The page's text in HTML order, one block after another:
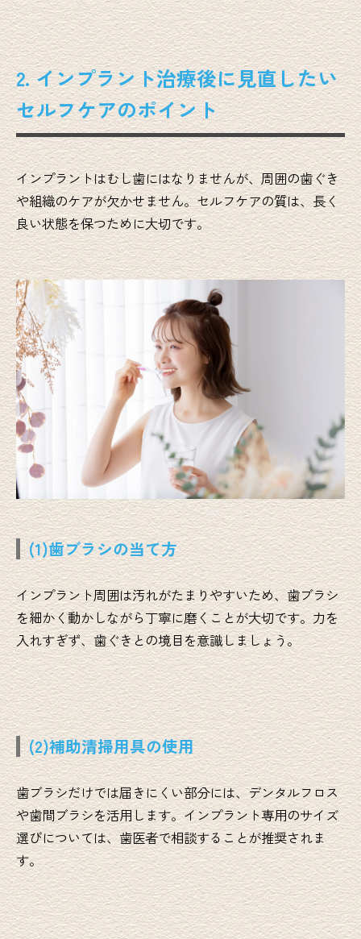
2. インプラント治療後に見直したい
セルフケアのポイント
インプラントはむし歯にはなりませんが、周囲の歯ぐき
や組織のケアが欠かせません。セルフケアの質は、長く
良い状態を保つために大切です。
(1)歯ブラシの当て方
インプラント周囲は汚れがたまりやすいため、歯ブラシ
を細かく動かしながら丁寧に磨くことが大切です。力を
入れすぎず、歯ぐきとの境目を意識しましょう。
(2)補助清掃用具の使用
歯ブラシだけでは届きにくい部分には、デンタルフロス
や歯間ブラシを活用します。インプラント専用のサイズ
選びについては、歯医者で相談することが推奨されま
す。